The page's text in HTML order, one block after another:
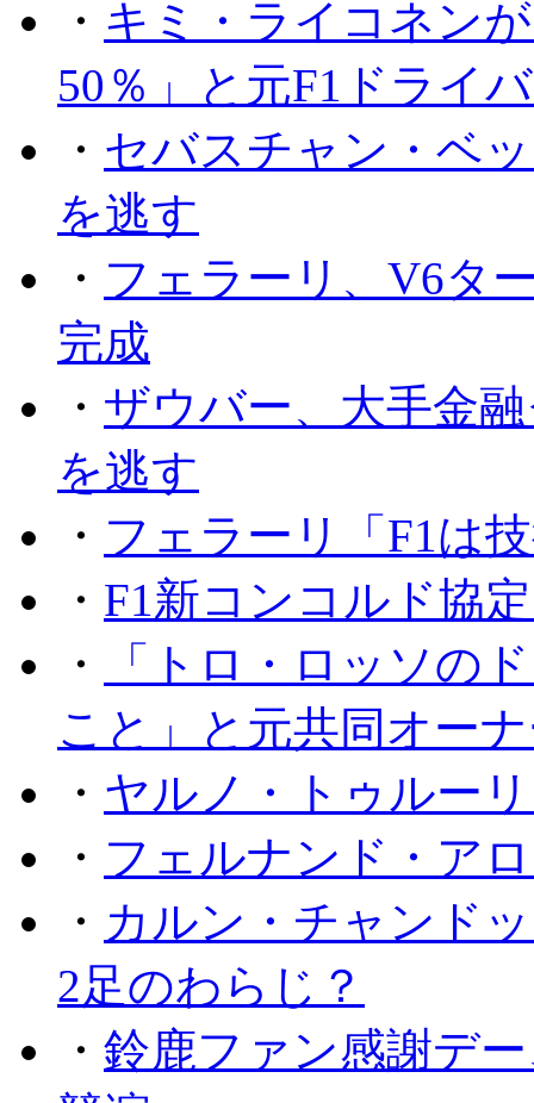
・ キミ・ライコネン
50％」と元F1ドライ
・ セバスチャン・ベ
を逃す
・ フェラーリ、V6タ
完成
・ ザウバー、大手金
を逃す
・ フェラーリ「F1は
・ F1新コンコルド協
・
「トロ・ロッソの
こと」と元共同オー
・ ヤルノ・トゥルー
・ フェルナンド・ア
・ カルン・チャンド
2足のわらじ？
・ 鈴鹿ファン感謝デ